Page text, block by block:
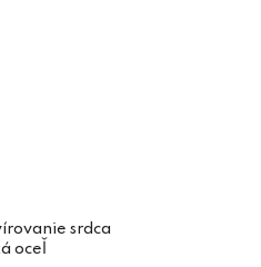
srdca
oceľ